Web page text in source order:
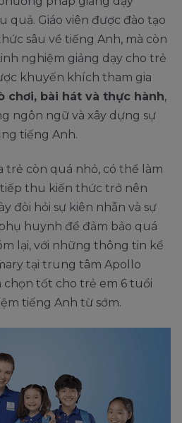
quả. Giáo viên được đào tạo
sâu về tiếng Anh, mà còn
nghiệm giảng dạy cho trẻ
khuyến khích tham gia
chơi, bài hát và thực hành,
ngôn ngữ và xây dựng sự
tiếng Anh.
trẻ còn quá nhỏ, có thể làm
thu kiến thức trở nên
đòi hỏi sự kiên nhẫn và sự
huynh để đảm bảo quá
lại, với những thông tin kể
tại trung tâm Apollo
chọn tốt cho trẻ em 6 tuổi
tiếng Anh từ sớm.